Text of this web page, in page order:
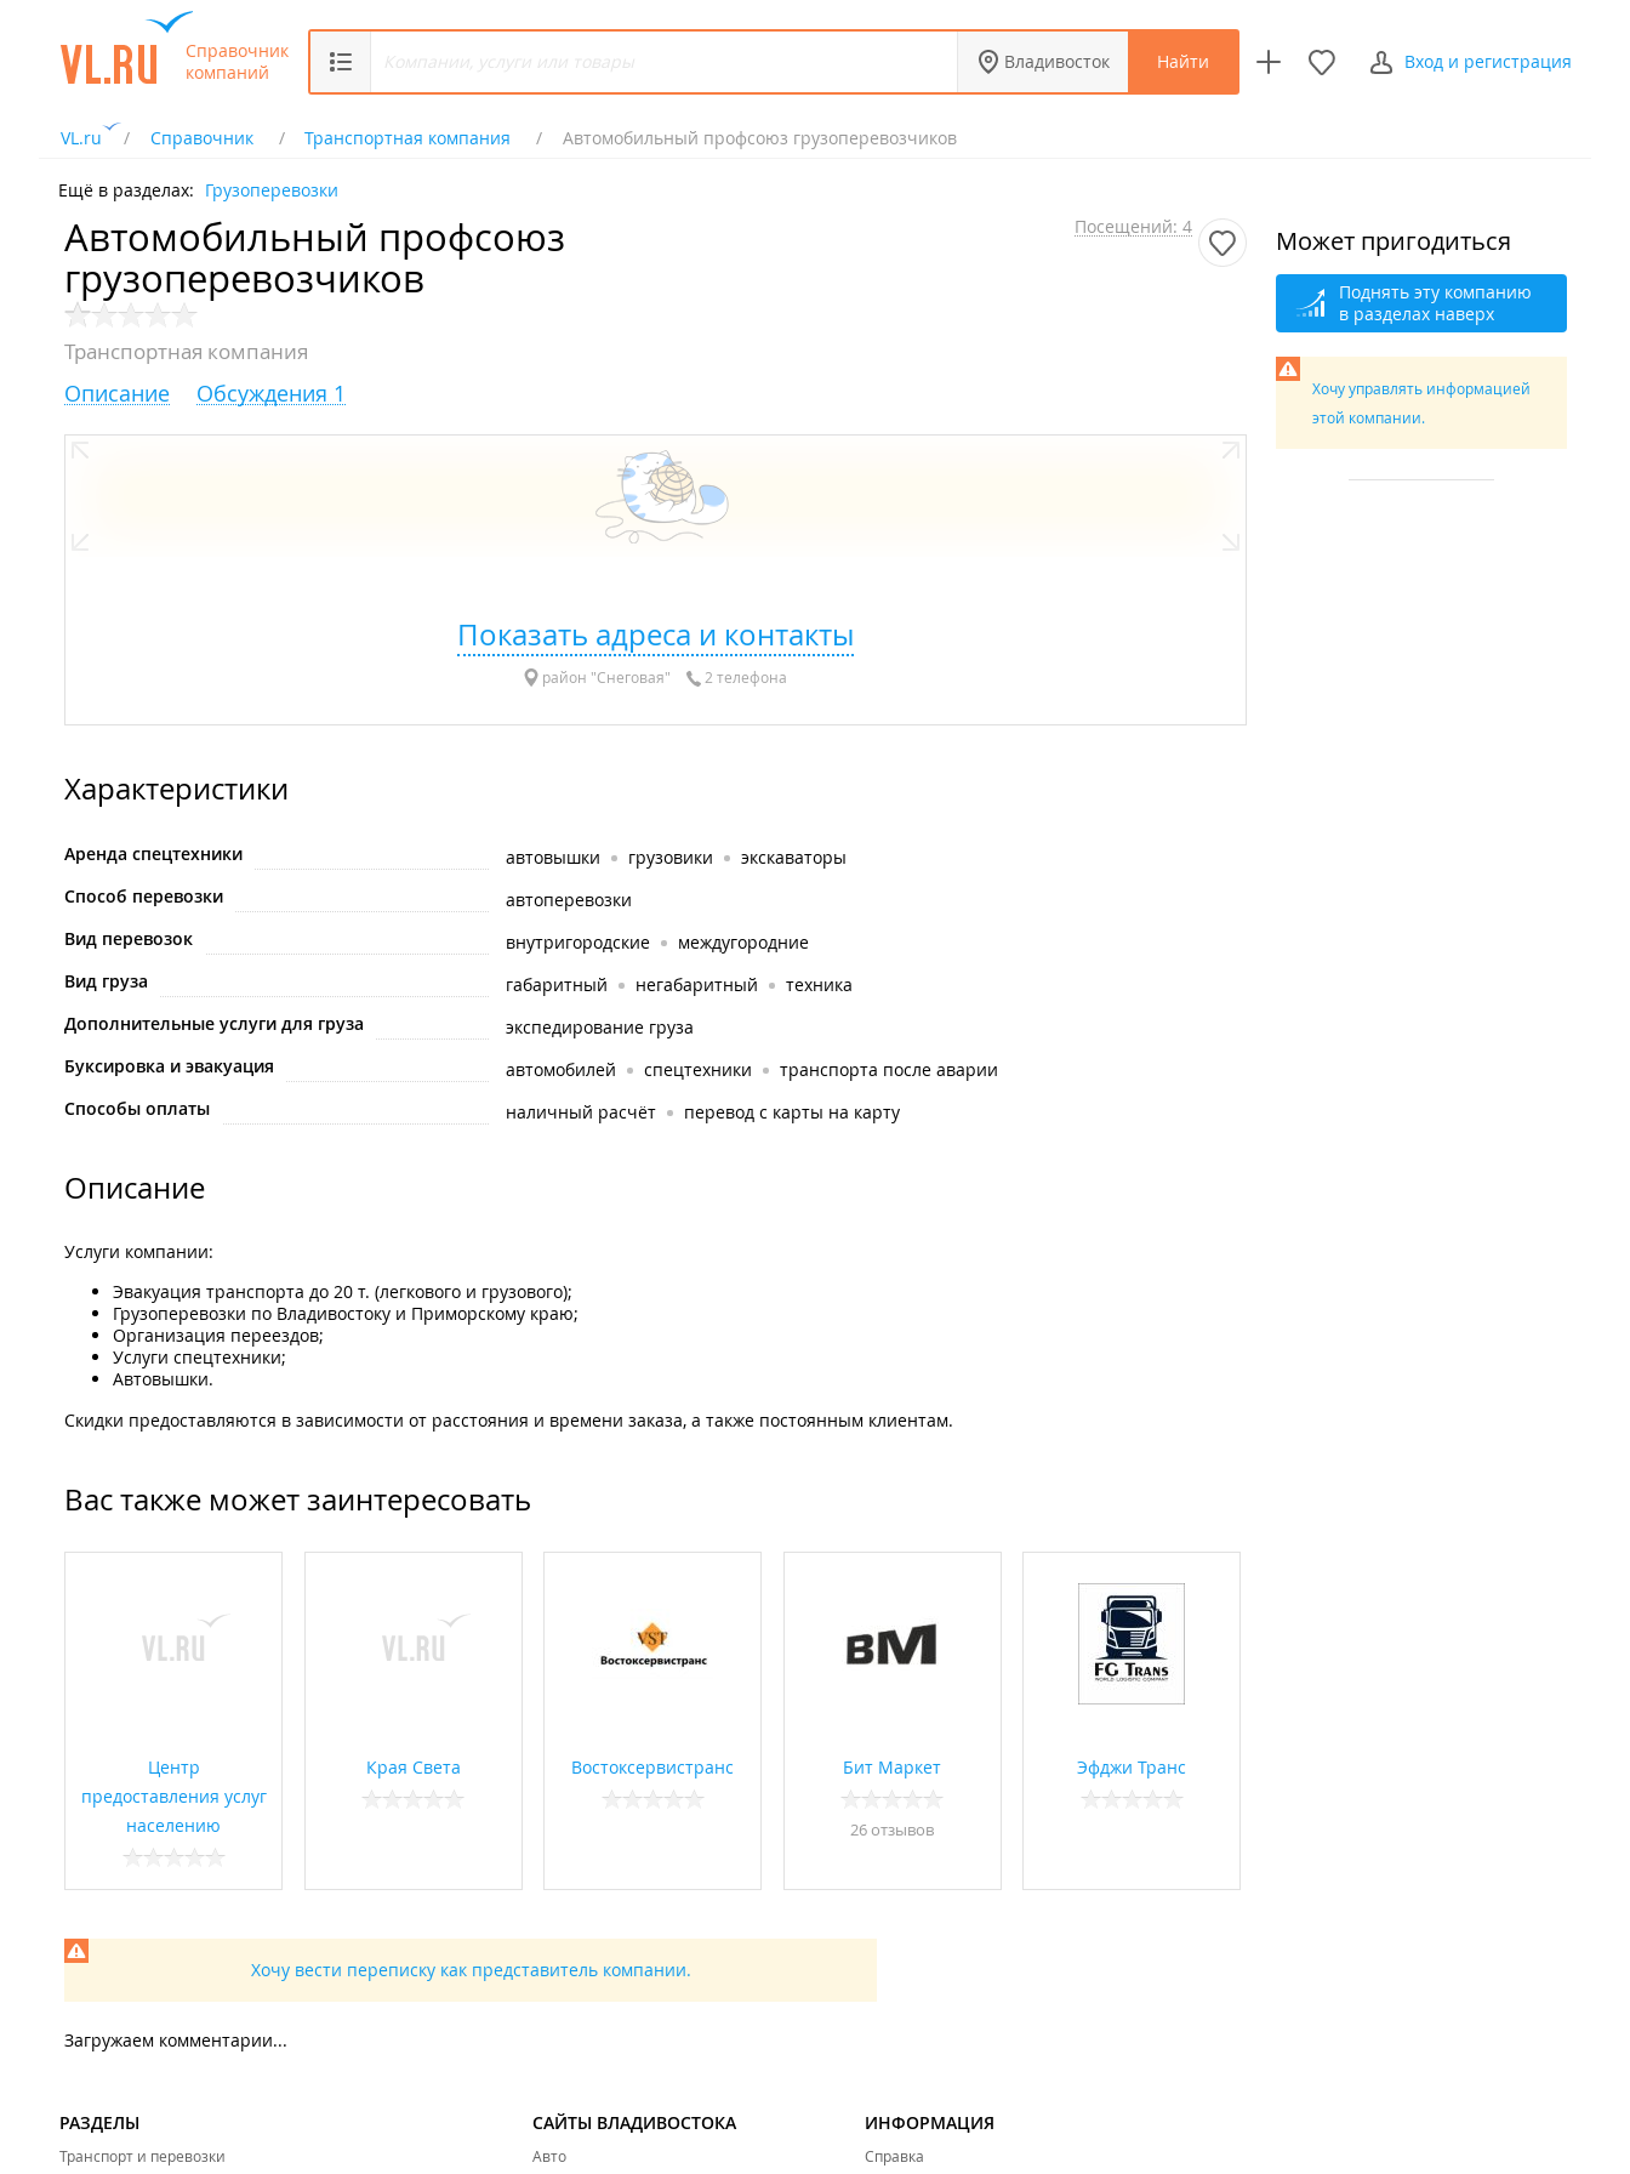
Справочник
компаний
Владивосток Найти Вход и регистрация
VL.ru Справочник Транспортная компания Автомобильный профсоюз грузоперевозчиков
Ещё в разделах: Грузоперевозки
Автомобильный профсоюз
грузоперевозчиков
Транспортная компания
Посещений: 4
Описание Обсуждения 1
Показать адреса и контакты
район "Снеговая" 2 телефона
Характеристики
Аренда спецтехники автовышки грузовики
экскаваторы
Способ перевозки
автоперевозки
Вид перевозок
внутригородские
междугородние
Вид груза
габаритный негабаритный
техника
Дополнительные услуги для груза
экспедирование груза
Буксировка и эвакуация
автомобилей спецтехники
транспорта после аварии
Способы оплаты
наличный расчёт перевод с карты на карту
Описание
Услуги компании:
Эвакуация транспорта до 20 т. (легкового и грузового);
Грузоперевозки по Владивостоку и Приморскому краю;
Организация переездов;
Услуги спецтехники;
Автовышки.
Скидки предоставляются в зависимости от расстояния и времени заказа, а также постоянным клиентам.
Вас также может заинтересовать
Центр
предоставления услуг
населению
Края Света Востоксервистранс Бит Маркет
26 отзывов
Эфджи Транс
Хочу вести переписку как представитель компании.
Загружаем комментарии...
Может пригодиться
Поднять эту компанию
в разделах наверх
Хочу управлять информацией
этой компании.
РАЗДЕЛЫ
Транспорт и перевозки
САЙТЫ ВЛАДИВОСТОКА
Авто
ИНФОРМАЦИЯ
Справка